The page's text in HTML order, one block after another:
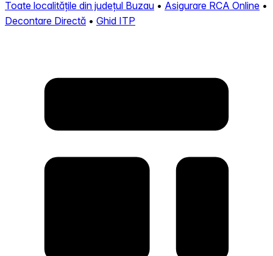
Toate localitățile din județul Buzau • Asigurare RCA Online •
Decontare Directă • Ghid ITP